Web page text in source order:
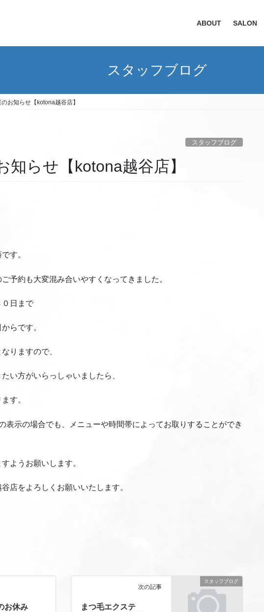
ABOUT SALON
スタッフブログ
お知らせ【kotona越谷店】
スタッフブログ
知らせ【kotona越谷店】
す。
予約も大変混み合いやすくなってきました。
０日まで
らです。
りますので、
い方がいらっしゃいましたら、
す。
表示の場合でも、メニューや時間帯によってお取りすることができ
ようお願いします。
店をよろしくお願いいたします。
お休み
スタッフブログ
次の記事
まつ毛エクステ